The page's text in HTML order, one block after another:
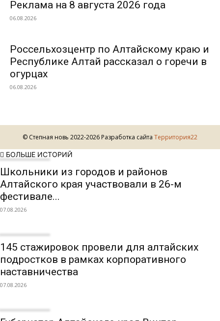
Реклама на 8 августа 2026 года
06.08.2026
Россельхозцентр по Алтайскому краю и
Республике Алтай рассказал о горечи в
огурцах
06.08.2026
© Степная новь 2022-2026 Разработка сайта Территория22
БОЛЬШЕ ИСТОРИЙ
Школьники из городов и районов
Алтайского края участвовали в 26-м
фестивале...
07.08.2026
145 стажировок провели для алтайских
подростков в рамках корпоративного
наставничества
07.08.2026